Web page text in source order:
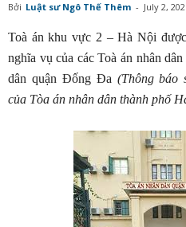
Bởi Luật sư Ngô Thế Thêm - July 2,
Toà án khu vực 2 – Hà Nội
nghĩa vụ của các Toà án nhân
dân quận Đống Đa (Thông báo
của Tòa án nhân dân thành phố